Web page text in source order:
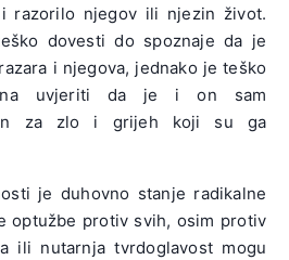
razorilo njegov ili njezin život.
dovesti do spoznaje da je
i njegova, jednako je teško
uvjeriti da je i on sam
za zlo i grijeh koji su ga
je duhovno stanje radikalne
optužbe protiv svih, osim protiv
ili nutarnja tvrdoglavost mogu